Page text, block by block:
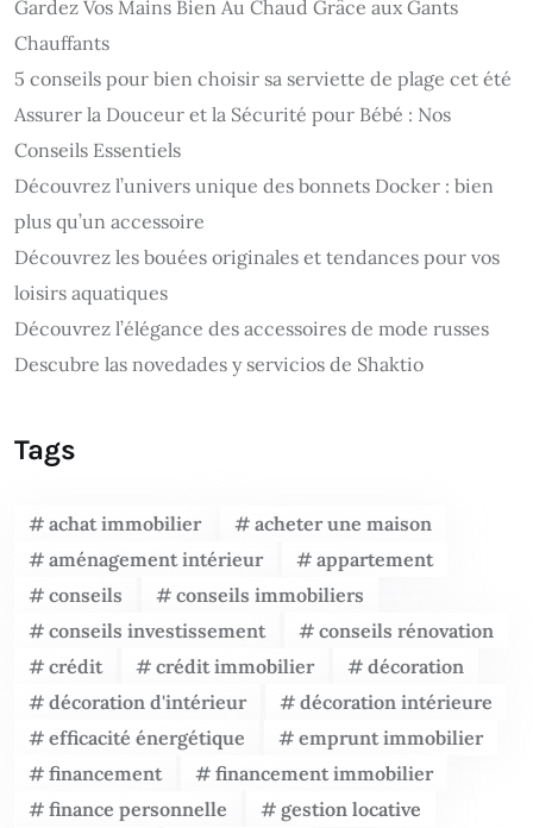
Gardez Vos Mains Bien Au Chaud Grâce aux Gants
Chauffants
5 conseils pour bien choisir sa serviette de plage cet été
Assurer la Douceur et la Sécurité pour Bébé : Nos
Conseils Essentiels
Découvrez l’univers unique des bonnets Docker : bien
plus qu’un accessoire
Découvrez les bouées originales et tendances pour vos
loisirs aquatiques
Découvrez l’élégance des accessoires de mode russes
Descubre las novedades y servicios de Shaktio
Tags
achat immobilier
acheter une maison
aménagement intérieur
appartement
conseils
conseils immobiliers
conseils investissement
conseils rénovation
crédit
crédit immobilier
décoration
décoration d'intérieur
décoration intérieure
efficacité énergétique
emprunt immobilier
financement
financement immobilier
finance personnelle
gestion locative